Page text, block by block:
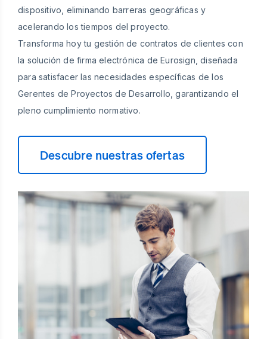
dispositivo, eliminando barreras geográficas y
acelerando los tiempos del proyecto.
Transforma hoy tu gestión de contratos de clientes con
la solución de firma electrónica de Eurosign, diseñada
para satisfacer las necesidades específicas de los
Gerentes de Proyectos de Desarrollo, garantizando el
pleno cumplimiento normativo.
Descubre nuestras ofertas